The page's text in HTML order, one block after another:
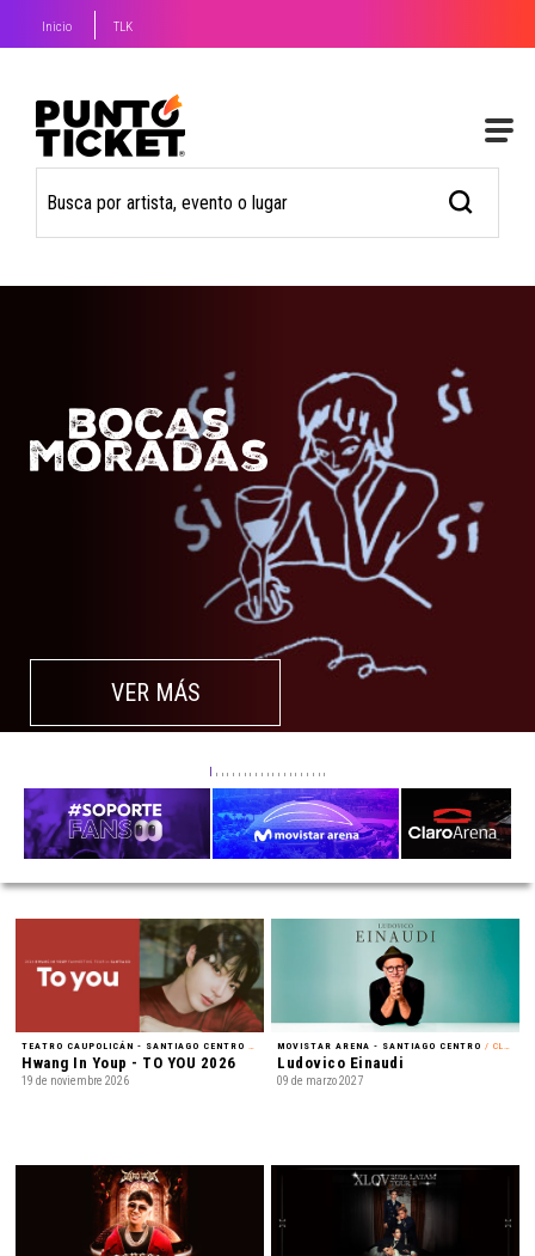
Inicio TLK
VER MÁS
TEATRO CAUPOLICÁN - SANTIAGO CENTRO
Hwang In Youp - TO YOU 2026
19 de noviembre 2026
MOVISTAR ARENA - SANTIAGO CENTRO / CLÁSICA
Ludovico Einaudi
09 de marzo 2027